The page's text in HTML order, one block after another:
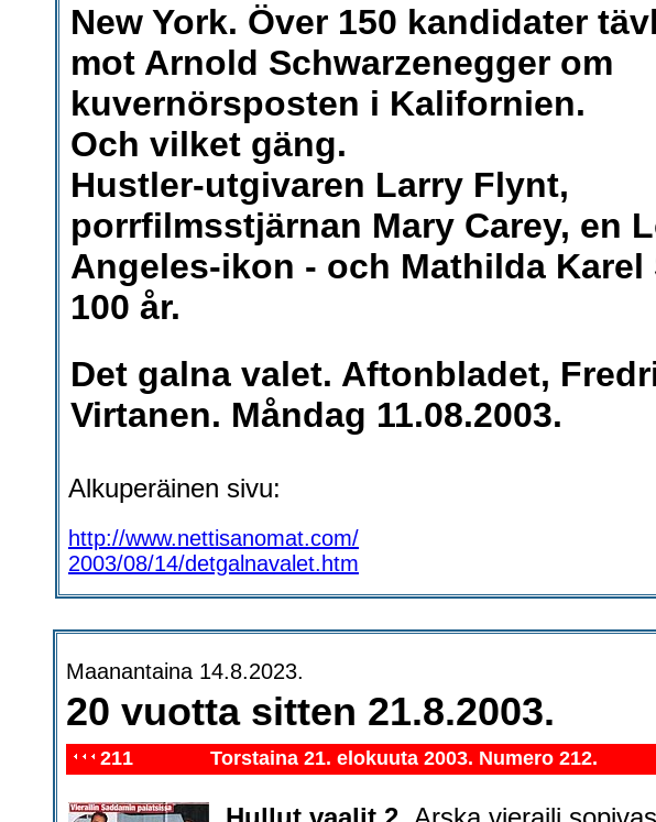
New York. Över 150 kandidater
mot Arnold Schwarzenegger om
kuvernörsposten i Kalifornien.
Och vilket gäng.
Hustler-utgivaren Larry Flynt,
porrfilmsstjärnan Mary Carey, en
Angeles-ikon - och Mathilda Karel
100 år.
Det galna valet. Aftonbladet,
Virtanen. Måndag 11.08.2003.
Alkuperäinen sivu:
http://www.nettisanomat.com/
2003/08/14/detgalnavalet.htm
Maanantaina 14.8.2023.
20 vuotta sitten 21.8.2003.
211 Torstaina 21. elokuuta 2003. Numero 212.